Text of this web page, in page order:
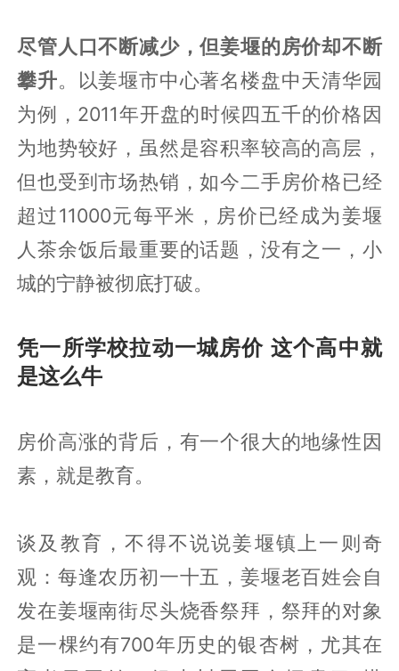
密度较高的中天清华园
尽管人口不断减少，但姜堰的房价却不断
攀升。以姜堰市中心著名楼盘中天清华园
为地势较好，虽然是容积率较高的高层，
但也受到市场热销，如今二手房价格已经
人茶余饭后最重要的话题，没有之一，小
城的宁静被彻底打破。
凭一所学校拉动一城房价 这个高中就
是这么牛
房价高涨的背后，有一个很大的地缘性因